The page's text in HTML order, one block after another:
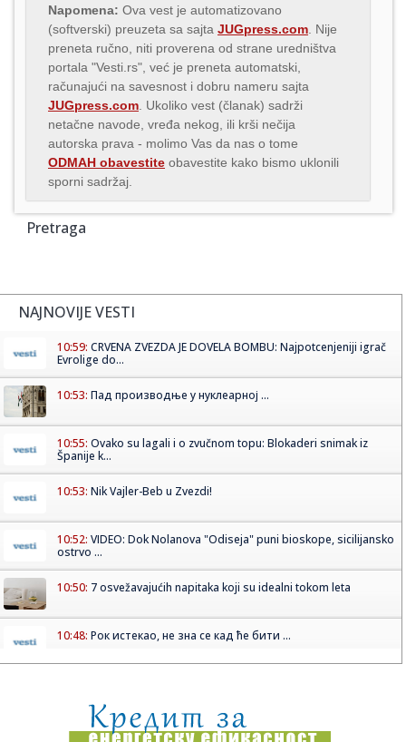
Napomena: Ova vest je automatizovano
(softverski) preuzeta sa sajta JUGpress.com . Nije
preneta ručno, niti proverena od strane uredništva
portala "Vesti.rs", već je preneta automatski,
računajući na savesnost i dobru nameru sajta
JUGpress.com . Ukoliko vest (članak) sadrži
netačne navode, vređa nekog, ili krši nečija
autorska prava - molimo Vas da nas o tome
ODMAH obavestite obavestite kako bismo uklonili
sporni sadržaj.
Pretraga
NAJNOVIJE VESTI
10:59: CRVENA ZVEZDA JE DOVELA BOMBU: Najpotcenjeniji igrač
Evrolige do...
10:53: Пад производње у нуклеарној ...
10:55: Ovako su lagali i o zvučnom topu: Blokaderi snimak iz
Španije k...
10:53: Nik Vajler-Beb u Zvezdi!
10:52: VIDEO: Dok Nolanova "Odiseja" puni bioskope, sicilijansko
ostrvo ...
10:50: 7 osvežavajućih napitaka koji su idealni tokom leta
10:48: Рок истекао, не зна се кад ће бити ...
10:47:Detonacija na Malom Kalemegdanu: Crvena zvezda